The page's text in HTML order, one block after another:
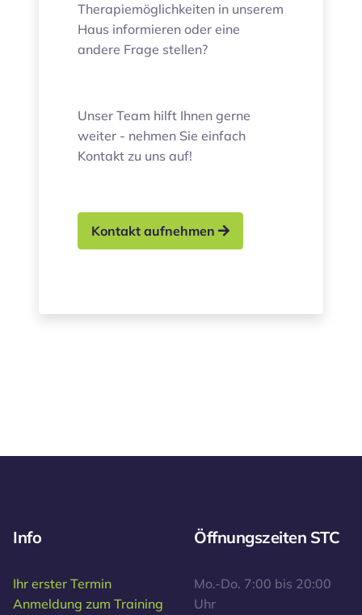
Therapiemöglichkeiten in unserem
Haus informieren oder eine
andere Frage stellen?
Unser Team hilft Ihnen gerne
weiter - nehmen Sie einfach
Kontakt zu uns auf!
Kontakt aufnehmen
Info
Ihr erster Termin
Anmeldung zum Training
Öffnungszeiten STC
Mo.-Do. 7:00 bis 20:00
Uhr